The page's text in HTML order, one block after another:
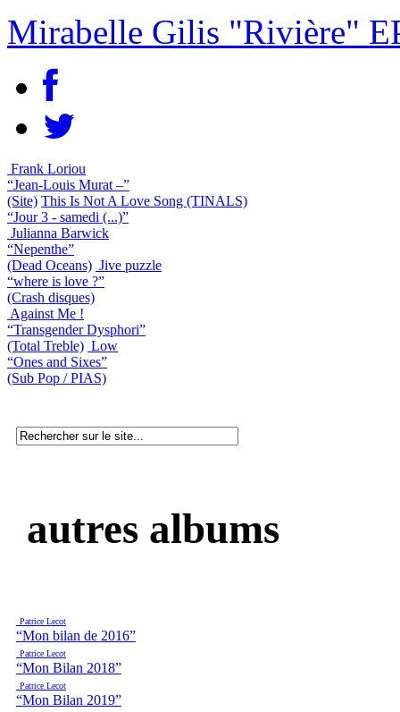
Mirabelle Gilis "Rivière"
Frank Loriou
“Jean-Louis Murat –”
(Site) This Is Not A Love Song (TINALS)
“Jour 3 - samedi (...)”
Julianna Barwick
“Nepenthe”
(Dead Oceans) Jive puzzle
“where is love ?”
(Crash disques)
Against Me !
“Transgender Dysphori”
(Total Treble) Low
“Ones and Sixes”
(Sub Pop / PIAS)
autres albums
Patrice Lecot
“Mon bilan de 2016”
Patrice Lecot
“Mon Bilan 2018”
Patrice Lecot
“Mon Bilan 2019”